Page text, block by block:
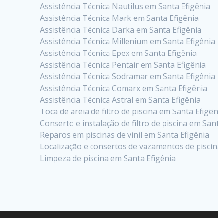
Assistência Técnica Nautilus em Santa Efigênia
Assistência Técnica Mark em Santa Efigênia
Assistência Técnica Darka em Santa Efigênia
Assistência Técnica Millenium em Santa Efigênia
Assistência Técnica Epex em Santa Efigênia
Assistência Técnica Pentair em Santa Efigênia
Assistência Técnica Sodramar em Santa Efigênia
Assistência Técnica Comarx em Santa Efigênia
Assistência Técnica Astral em Santa Efigênia
Toca de areia de filtro de piscina em Santa
Conserto e instalação de filtro de piscina em
Reparos em piscinas de vinil em Santa Efigênia
Localização e consertos de vazamentos de
Limpeza de piscina em Santa Efigênia